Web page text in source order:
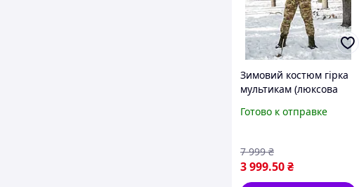
Зимовий костюм гірка
мультикам (люксова
для військових зсу,
костюм для військових
Готово к отправке
3 999.50₴
7 999 ₴